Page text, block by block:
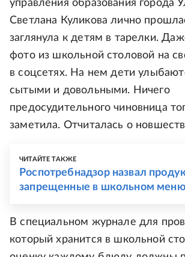
управления образования города
Светлана Куликова лично
заглянула к детям в тарелки.
фото из школьной столовой на
в соцсетях. На нем дети
сытыми и довольными. Ничего
предосудительного чиновница
заметила. Отчиталась о
ЧИТАЙТЕ ТАКЖЕ
Роспотребнадзор назвал
запрещенные в школьном меню
В специальном журнале для
который хранится в школьной